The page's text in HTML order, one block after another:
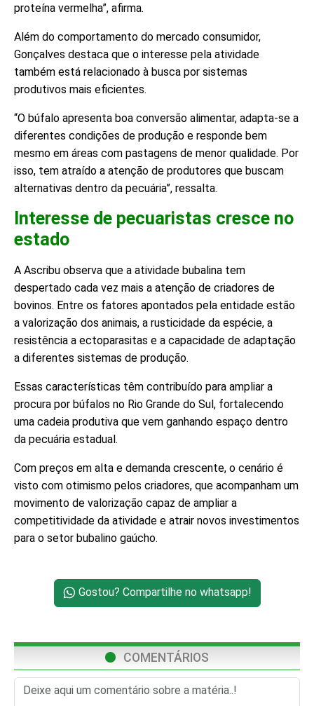
proteína vermelha”, afirma.
Além do comportamento do mercado consumidor,
Gonçalves destaca que o interesse pela atividade
também está relacionado à busca por sistemas
produtivos mais eficientes.
“O búfalo apresenta boa conversão alimentar, adapta-se a
diferentes condições de produção e responde bem
mesmo em áreas com pastagens de menor qualidade. Por
isso, tem atraído a atenção de produtores que buscam
alternativas dentro da pecuária”, ressalta.
Interesse de pecuaristas cresce no
estado
A Ascribu observa que a atividade bubalina tem
despertado cada vez mais a atenção de criadores de
bovinos. Entre os fatores apontados pela entidade estão
a valorização dos animais, a rusticidade da espécie, a
resistência a ectoparasitas e a capacidade de adaptação
a diferentes sistemas de produção.
Essas características têm contribuído para ampliar a
procura por búfalos no Rio Grande do Sul, fortalecendo
uma cadeia produtiva que vem ganhando espaço dentro
da pecuária estadual.
Com preços em alta e demanda crescente, o cenário é
visto com otimismo pelos criadores, que acompanham um
movimento de valorização capaz de ampliar a
competitividade da atividade e atrair novos investimentos
para o setor bubalino gaúcho.
Gostou? Compartilhe no whatsapp!
COMENTÁRIOS